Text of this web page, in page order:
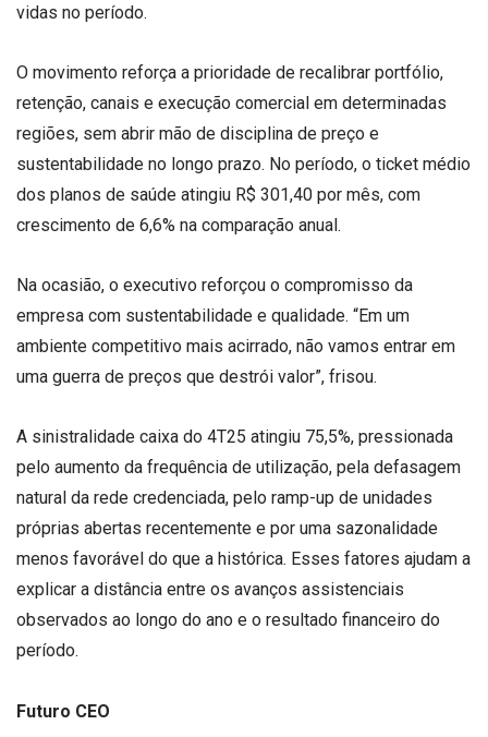
vidas no período.
O movimento reforça a prioridade de recalibrar portfólio,
retenção, canais e execução comercial em determinadas
regiões, sem abrir mão de disciplina de preço e
sustentabilidade no longo prazo. No período, o ticket médio
dos planos de saúde atingiu R$ 301,40 por mês, com
crescimento de 6,6% na comparação anual.
Na ocasião, o executivo reforçou o compromisso da
empresa com sustentabilidade e qualidade. “Em um
ambiente competitivo mais acirrado, não vamos entrar em
uma guerra de preços que destrói valor”, frisou.
A sinistralidade caixa do 4T25 atingiu 75,5%, pressionada
pelo aumento da frequência de utilização, pela defasagem
natural da rede credenciada, pelo ramp-up de unidades
próprias abertas recentemente e por uma sazonalidade
menos favorável do que a histórica. Esses fatores ajudam a
explicar a distância entre os avanços assistenciais
observados ao longo do ano e o resultado financeiro do
período.
Futuro CEO